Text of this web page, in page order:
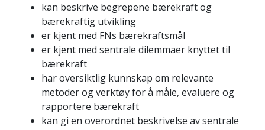
kan beskrive begrepene bærekraft og
bærekraftig utvikling
er kjent med FNs bærekraftsmål
er kjent med sentrale dilemmaer knyttet til
bærekraft
har oversiktlig kunnskap om relevante
metoder og verktøy for å måle, evaluere og
rapportere bærekraft
kan gi en overordnet beskrivelse av sentrale